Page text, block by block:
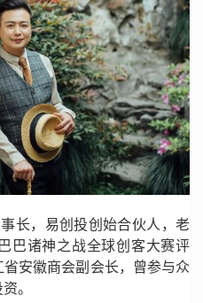
长，易创投创始合伙人，老
巴诸神之战全球创客大赛评
安徽商会副会长，曾参与众
。